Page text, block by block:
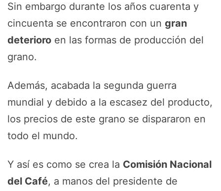
Sin embargo durante los años cuarenta y
cincuenta se encontraron con un gran
deterioro en las formas de producción del
grano.
Además, acabada la segunda guerra
mundial y debido a la escasez del producto,
los precios de este grano se dispararon en
todo el mundo.
Y así es como se crea la Comisión Nacional
del Café, a manos del presidente de